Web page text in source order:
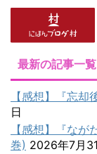
最新の記事一覧
【感想】『忘
日
【感想】『な
巻) 2026年7月